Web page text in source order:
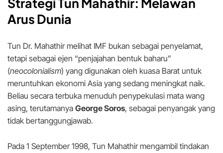
Arus Dunia
Tun Dr. Mahathir melihat IMF bukan sebagai penyelamat,
tetapi sebagai ejen “penjajahan bentuk baharu”
(neocolonialism) yang digunakan oleh kuasa Barat untuk
meruntuhkan ekonomi Asia yang sedang meningkat naik.
Beliau secara terbuka menuduh penypekulasi mata wang
asing, terutamanya George Soros, sebagai penyangak yang
tidak bertanggungjawab.
Pada 1 September 1998, Tun Mahathir mengambil tindakan